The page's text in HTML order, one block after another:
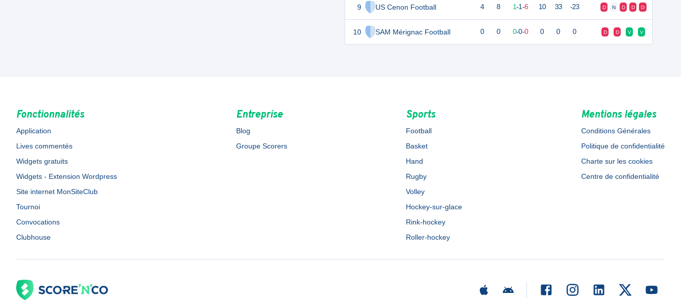
9 US Cenon Football
10 SAM Mérignac Football
4 8 1-1-6 10 33 -23 D N D D D
0 0 0-0-0 0 0 0 D D V V
Fonctionnalités
Application
Lives commentés
Widgets gratuits
Widgets - Extension Wordpress
Site internet MonSiteClub
Tournoi
Convocations
Clubhouse
Entreprise
Blog
Groupe Scorers
Sports
Football
Basket
Hand
Rugby
Volley
Hockey-sur-glace
Rink-hockey
Roller-hockey
Mentions légales
Conditions Générales
Politique de confidentialité
Charte sur les cookies
Centre de confidentialité